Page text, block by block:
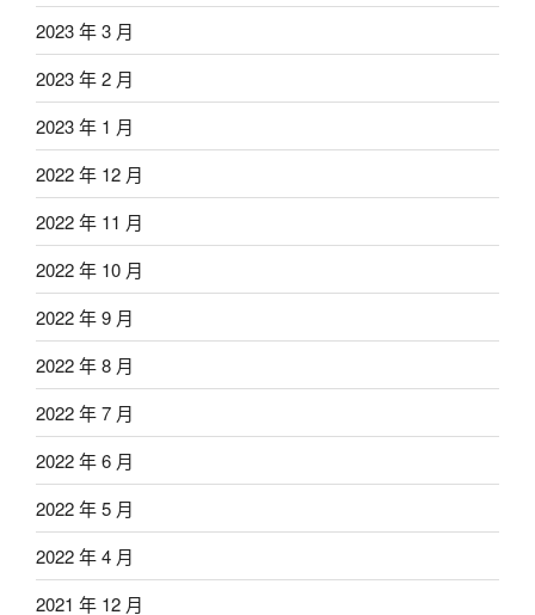
2023 年 3 月
2023 年 2 月
2023 年 1 月
2022 年 12 月
2022 年 11 月
2022 年 10 月
2022 年 9 月
2022 年 8 月
2022 年 7 月
2022 年 6 月
2022 年 5 月
2022 年 4 月
2021 年 12 月